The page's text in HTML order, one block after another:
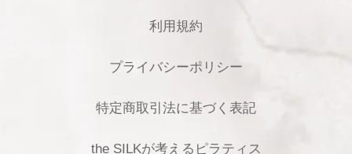
利用規約
プライバシーポリシー
特定商取引法に基づく表記
the SILKが考えるピラティス